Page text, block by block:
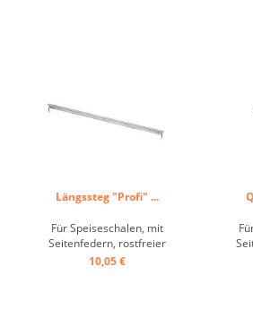
Längssteg "Profi" ...
Für Speiseschalen, mit
Seitenfedern, rostfreier
Edelstahl, GN ...
10,05 €